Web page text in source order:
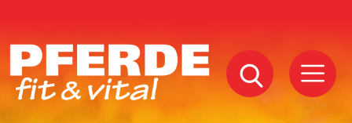
Pferde
Fit